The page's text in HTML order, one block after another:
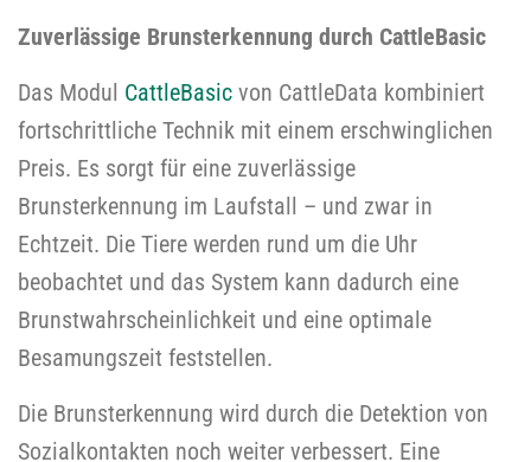
Zuverlässige Brunsterkennung durch CattleBasic
Das Modul CattleBasic von CattleData kombiniert
fortschrittliche Technik mit einem erschwinglichen
Preis. Es sorgt für eine zuverlässige
Brunsterkennung im Laufstall – und zwar in
Echtzeit. Die Tiere werden rund um die Uhr
beobachtet und das System kann dadurch eine
Brunstwahrscheinlichkeit und eine optimale
Besamungszeit feststellen.
Die Brunsterkennung wird durch die Detektion von
Sozialkontakten noch weiter verbessert. Eine